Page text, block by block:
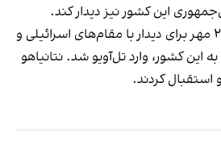
این کشور نیز دیدار کند.
بایدن صبح چهارشنبه ۲۶ مهر برای دیدار با مقام‌های اسرائیلی و
این کشور، وارد تل‌آویو شد. نتانیاهو
استقبال کردند.